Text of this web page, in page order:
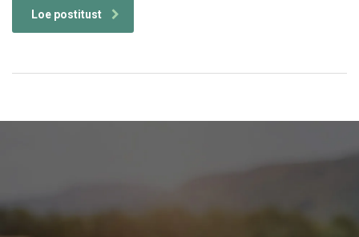
Loe postitust